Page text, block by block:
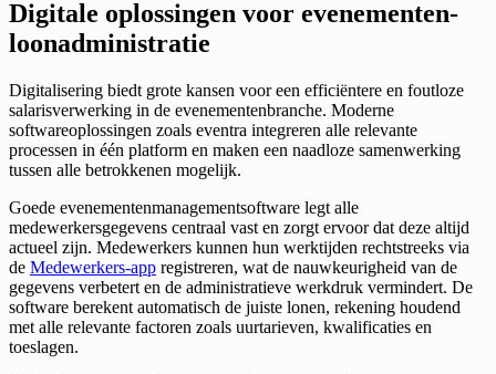
Digitale oplossingen voor evenementen-
loonadministratie
Digitalisering biedt grote kansen voor een efficiëntere en foutloze
salarisverwerking in de evenementenbranche. Moderne
softwareoplossingen zoals eventra integreren alle relevante
processen in één platform en maken een naadloze samenwerking
tussen alle betrokkenen mogelijk.
Goede evenementenmanagementsoftware legt alle
medewerkersgegevens centraal vast en zorgt ervoor dat deze altijd
actueel zijn. Medewerkers kunnen hun werktijden rechtstreeks via
de Medewerkers-app registreren, wat de nauwkeurigheid van de
gegevens verbetert en de administratieve werkdruk vermindert. De
software berekent automatisch de juiste lonen, rekening houdend
met alle relevante factoren zoals uurtarieven, kwalificaties en
toeslagen.